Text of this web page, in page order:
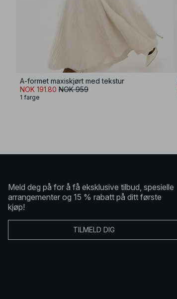
A-formet maxiskjørt med tekstur
NOK 191.80 NOK 959
1 farge
Meld deg på for å få eksklusive tilbud, spesielle
arrangementer og 15 % rabatt på ditt første
kjøp!
TILMELD DIG